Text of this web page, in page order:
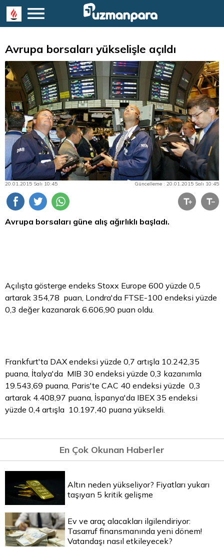
Avrupa borsaları yükselişle açıldı
20.01.2015 Salı 10:45 Güncelleme : 20.01.2015 Salı 10:45
Avrupa borsaları güne alış ağırlıklı başladı.
Açılışta gösterge endeks Stoxx Europe 600 yüzde 0,5
artarak 354,78 puan, Londra'da FTSE-100 endeksi yüzde
0,3 değer kazanarak 6.606,90 puan oldu.
Frankfurt'ta DAX endeksi yüzde 0,7 artışla 10.242,35
puana, İtalya'da MIB 30 endeksi yüzde 0,3 kazanımla
19.543,69 puana, Paris'te CAC 40 endeksi yüzde 0,3
artarak 4.408,97 puana, İspanya'da IBEX 35 endeksi
yüzde 0,4 artışla 10.197,40 puana yükseldi.
En Çok Okunan Haberler
Altın neden yükseliyor? Fiyatları yukarı
taşıyan 5 kritik gelişme
Ev ve araç alacakları ilgilendiriyor:
Tasarruf finansmanında yeni dönem!
Vatandaşı nasıl etkileyecek?